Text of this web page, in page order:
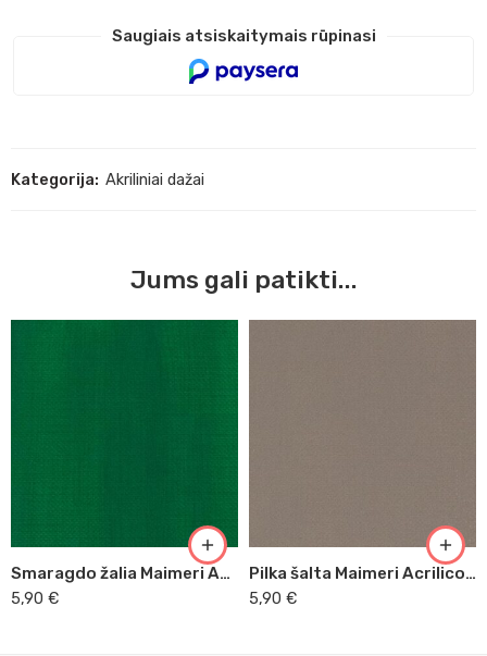
Saugiais atsiskaitymais rūpinasi
Kategorija: Akriliniai dažai
Jums gali patikti...
Smaragdo žalia Maimeri Acrilico, 200 ml (356)
5,90 €
Pilka šalta Maimeri Acrilico, 200 ml (510)
5,90 €